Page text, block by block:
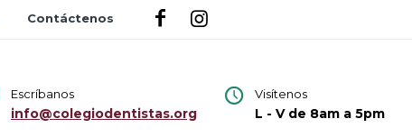
Contáctenos
Escríbanos
info@colegiodentistas.org
Visítenos
L - V de 8am a 5pm